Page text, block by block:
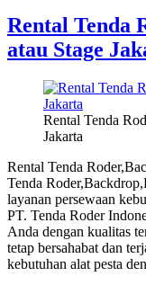
Rental Tenda
atau Stage
Rental Tenda
Jakarta
Rental Tenda
Tenda
layanan persewaan
PT. Tenda Roder
Anda dengan kualitas
tetap bersahabat dan
kebutuhan alat pesta